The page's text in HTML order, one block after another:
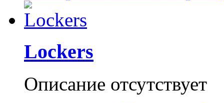
Lockers
Описание отсутствует